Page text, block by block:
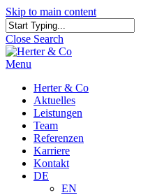
Skip to main content
Close Search
Menu
Herter & Co
Aktuelles
Leistungen
Team
Referenzen
Karriere
Kontakt
DE
EN